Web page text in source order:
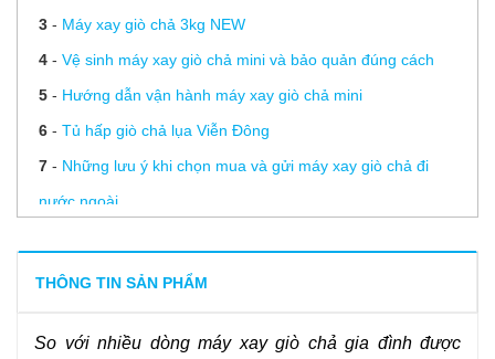
3- Máy xay giò chả 3kg NEW
4- Vệ sinh máy xay giò chả mini và bảo quản đúng cách
5- Hướng dẫn vận hành máy xay giò chả mini
6- Tủ hấp giò chả lụa Viễn Đông
7- Những lưu ý khi chọn mua và gửi máy xay giò chả đi
nước ngoài
với túi tiền
10-Dây chuyền sản xuất giò chả
THÔNG TIN SẢN PHẨM
So với nhiều dòng máy xay giò chả gia đình được